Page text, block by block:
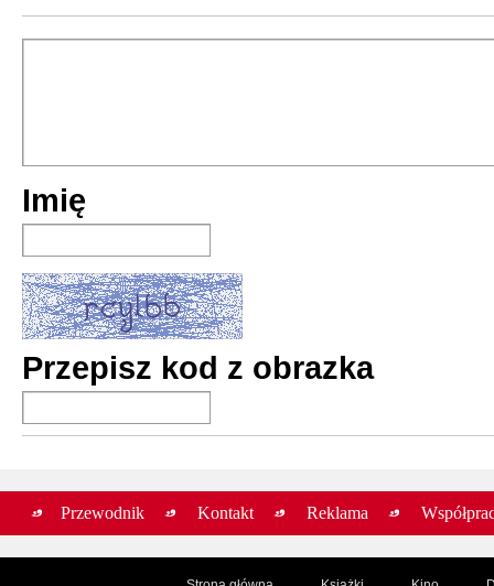
Imię
Przepisz kod z obrazka
Przewodnik Kontakt Reklama